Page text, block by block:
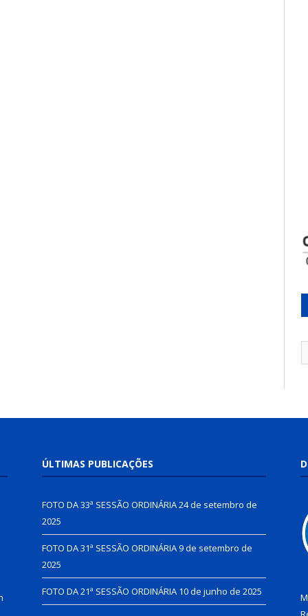
ÚLTIMAS PUBLICAÇÕES
FOTO DA 33ª SESSÃO ORDINÁRIA24 de setembro de
2025
FOTO DA 31ª SESSÃO ORDINÁRIA9 de setembro de
2025
FOTO DA 21ª SESSÃO ORDINÁRIA 10 de junho de 2025